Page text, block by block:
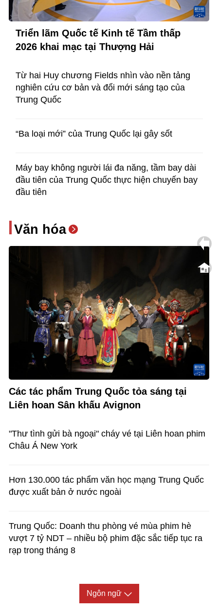
Triển lãm Quốc tế Kinh tế Tầm thấp
2026 khai mạc tại Thượng Hải
Từ hai Huy chương Fields nhìn vào nền tảng
nghiên cứu cơ bản và đổi mới sáng tạo của
Trung Quốc
“Ba loại mới” của Trung Quốc lại gây sốt
Máy bay không người lái đa năng, tầm bay dài
đầu tiên của Trung Quốc thực hiện chuyến bay
đầu tiên
Văn hóa
Các tác phẩm Trung Quốc tỏa sáng tại
Liên hoan Sân khấu Avignon
"Thư tình gửi bà ngoại" cháy vé tại Liên hoan phim
Châu Á New York
Hơn 130.000 tác phẩm văn học mạng Trung Quốc
được xuất bản ở nước ngoài
Trung Quốc: Doanh thu phòng vé mùa phim hè
vượt 7 tỷ NDT – nhiều bộ phim đặc sắc tiếp tục ra
rạp trong tháng 8
Ngôn ngữ